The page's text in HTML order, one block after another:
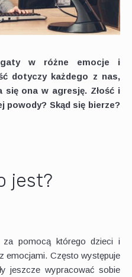
w różne emocje i
dotyczy każdego z nas,
się ona w agresję. Złość i
powody? Skąd się bierze?
jest?
za pomocą którego dzieci i
emocjami. Często występuje
jeszcze wypracować sobie